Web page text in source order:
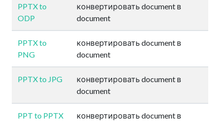
PPTX to
ODP
конвертировать document в
document
PPTX to
PNG
конвертировать document в
document
PPTX to JPG
конвертировать document в
document
PPT to PPTX
конвертировать document в